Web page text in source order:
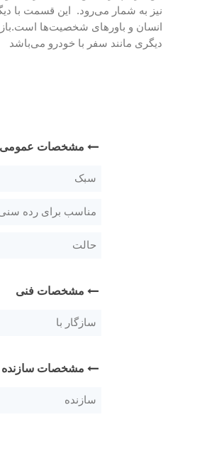
نیز به شمار می‌رود. این قسمت با
انسان و باورهای شخصیت‌ها
دیگری مانند سفر با خودرو می‌باشد
مشخصات عمومی
سبک
مناسب برای رده
حالت
مشخصات فنی
سازگار با
مشخصات سازنده
سازنده